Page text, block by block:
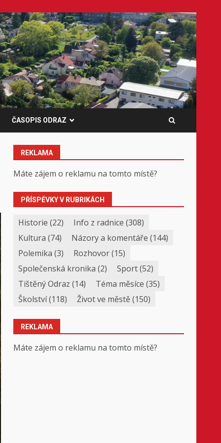
ČASOPIS ODRAZ
REKLAMA
Máte zájem o reklamu na tomto místě?
PŘÍSPĚVKY V RUBRIKÁCH
Historie (22) Info z radnice (308)
Kultura (74) Názory a komentáře (144)
Polemika (3) Rozhovor(15)
Společenská kronika (2) Sport(52)
Tištěný Odraz (14) Téma měsíce (35)
Školství(118) Život ve městě(150)
REKLAMA
Máte zájem o reklamu na tomto místě?